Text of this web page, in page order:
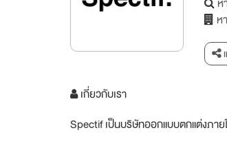
ห
ห
เกี่ยวกับเรา
Spectif เป็นบริษัทออกแบบตกแต่งภา